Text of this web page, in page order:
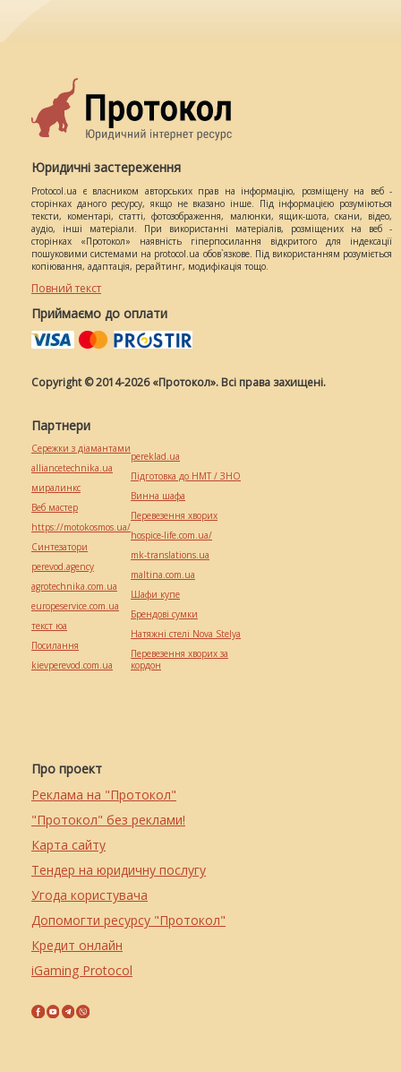
Юридичні застереження
Protocol.ua є власником авторських прав на інформацію, розміщену на веб -
сторінках даного ресурсу, якщо не вказано інше. Під інформацією розуміються
тексти, коментарі, статті, фотозображення, малюнки, ящик-шота, скани, відео,
аудіо, інші матеріали. При використанні матеріалів, розміщених на веб -
сторінках «Протокол» наявність гіперпосилання відкритого для індексації
пошуковими системами на protocol.ua обов`язкове. Під використанням розуміється
копіювання, адаптація, рерайтинг, модифікація тощо.
Повний текст
Приймаємо до оплати
Copyright © 2014-2026 «Протокол». Всі права захищені.
Про проект
Реклама на "Протокол"
"Протокол" без реклами!
Карта сайту
Тендер на юридичну послугу
Угода користувача
Допомогти ресурсу "Протокол"
Кредит онлайн
iGaming Protocol
Партнери
Сережки з діамантами
alliancetechnika.ua
миралинкс
Веб мастер
https://motokosmos.ua/
Синтезатори
perevod.agency
agrotechnika.com.ua
europeservice.com.ua
текст юа
Посилання
kievperevod.com.ua
pereklad.ua
Підготовка до НМТ / ЗНО
Винна шафа
Перевезення хворих
hospice-life.com.ua/
mk-translations.ua
maltina.com.ua
Шафи купе
Брендові сумки
Натяжні стелі Nova Stelya
Перевезення хворих за
кордон